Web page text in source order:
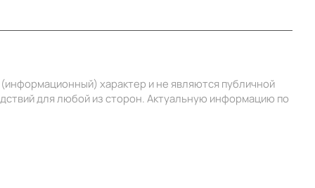
характер и не являются публичной
для любой из сторон. Актуальную информацию по